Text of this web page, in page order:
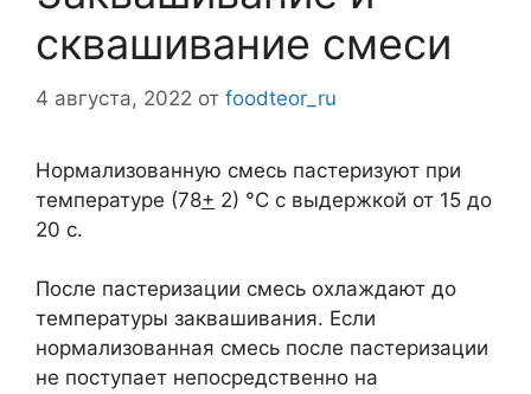
сквашивание смеси
4 августа, 2022 от foodteor_ru
Нормализованную смесь пастеризуют при
температуре (78+ 2) °С с выдержкой от 15 до
20 с.
После пастеризации смесь охлаждают до
температуры заквашивания. Если
нормализованная смесь после пастеризации
не поступает непосредственно на